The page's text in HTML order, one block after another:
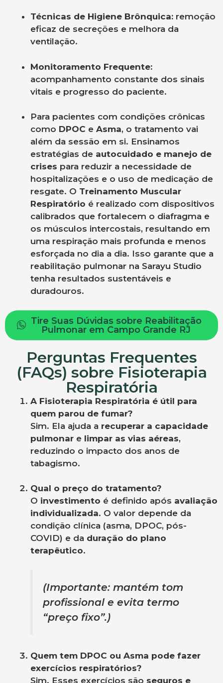
Técnicas de Higiene Brônquica: remoção
eficaz de secreções e melhora da
ventilação.
Monitoramento Frequente:
acompanhamento constante dos sinais
vitais e progresso do paciente.
Para pacientes com condições crônicas
como DPOC e Asma, o tratamento vai
além da sessão em si. Ensinamos
estratégias de autocuidado e manejo de
crises para reduzir a necessidade de
hospitalizações e o uso de medicação de
resgate. O Treinamento Muscular
Respiratório é realizado com dispositivos
calibrados que fortalecem o diafragma e
os músculos intercostais, resultando em
uma respiração mais profunda e menos
esforçada no dia a dia. Isso garante que a
reabilitação pulmonar na Sarayu Studio
tenha resultados sustentáveis e
duradouros.
Tire Suas Dúvidas sobre Reabilitação
Pulmonar em Campo Grande RJ
Perguntas Frequentes
(FAQs) sobre Fisioterapia
Respiratória
A Fisioterapia Respiratória é útil para
quem parou de fumar?
Sim. Ela ajuda a recuperar a capacidade
pulmonar e limpar as vias aéreas,
reduzindo o impacto dos anos de
tabagismo.
Qual o preço do tratamento?
O investimento é definido após avaliação
individualizada. O valor depende da
condição clínica (asma, DPOC, pós-
COVID) e da duração do plano
terapêutico.
(Importante: mantém tom
profissional e evita termo
“preço fixo”.)
Quem tem DPOC ou Asma pode fazer
exercícios respiratórios?
Sim. Esses exercícios são seguros e